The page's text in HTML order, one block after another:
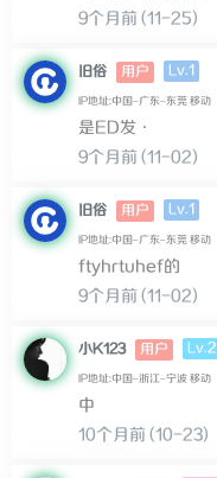
9个月前 (11-25)
旧俗 用户 Lv.1
IP地址:中国–广东–东莞 移动
是ED发·
9个月前 (11-02)
旧俗 用户 Lv.1
IP地址:中国–广东–东莞 移动
ftyhrtuhef的
9个月前 (11-02)
小K123 用户 Lv.2
IP地址:中国–浙江–宁波 移动
中
10个月前 (10-23)